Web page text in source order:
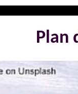
Plan